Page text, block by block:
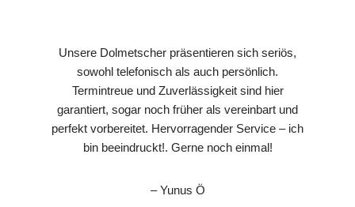
Unsere Dolmetscher präsentieren sich seriös,
sowohl telefonisch als auch persönlich.
Termintreue und Zuverlässigkeit sind hier
garantiert, sogar noch früher als vereinbart und
perfekt vorbereitet. Hervorragender Service – ich
bin beeindruckt!. Gerne noch einmal!
– Yunus Ö